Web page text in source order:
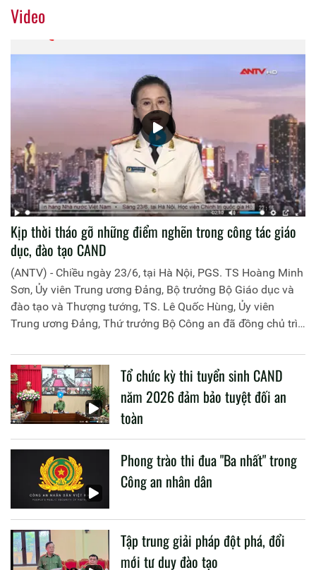
Video
Kịp thời tháo gỡ những điểm nghẽn trong công tác giáo
dục, đào tạo CAND
(ANTV) - Chiều ngày 23/6, tại Hà Nội, PGS. TS Hoàng Minh
Sơn, Ủy viên Trung ương Đảng, Bộ trưởng Bộ Giáo dục và
đào tạo và Thượng tướng, TS. Lê Quốc Hùng, Ủy viên
Trung ương Đảng, Thứ trưởng Bộ Công an đã đồng chủ trì
liên quan đến công tác giáo dục và đào tạo của lực lượng
CAND.
Tổ chức kỳ thi tuyển sinh CAND
năm 2026 đảm bảo tuyệt đối an
toàn
Phong trào thi đua "Ba nhất" trong
Công an nhân dân
Tập trung giải pháp đột phá, đổi
mới tư duy đào tạo